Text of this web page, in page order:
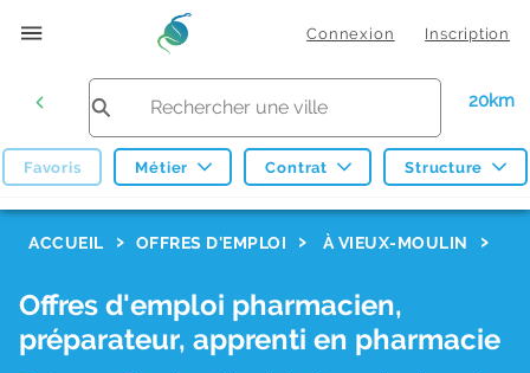
Connexion Inscription
20km
Favoris Métier Contrat Structure
ACCUEIL OFFRES D'EMPLOI À VIEUX-MOULIN
Offres d'emploi pharmacien,
préparateur, apprenti en pharmacie